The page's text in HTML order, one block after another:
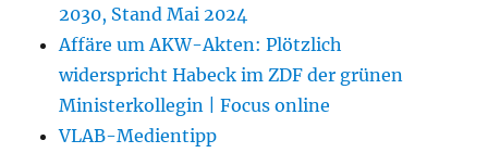
2030, Stand Mai 2024
Affäre um AKW-Akten: Plötzlich
widerspricht Habeck im ZDF der grünen
Ministerkollegin | Focus online
VLAB-Medientipp